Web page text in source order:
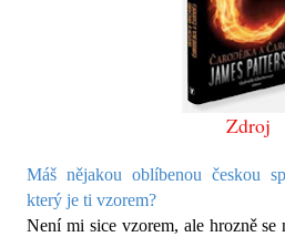
Zdroj
Máš nějakou oblíbenou českou
který je ti vzorem?
Není mi sice vzorem, ale hrozně